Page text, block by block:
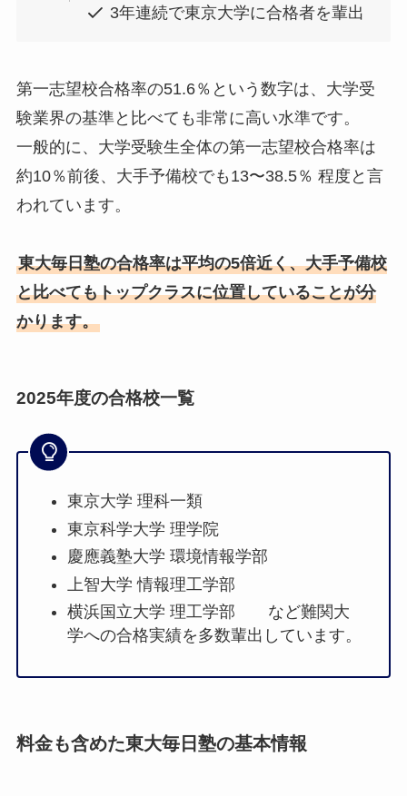
3年連続で東京大学に合格者を輩出
第一志望校合格率の51.6％という数字は、大学受
験業界の基準と比べても非常に高い水準です。
一般的に、大学受験生全体の第一志望校合格率は
約10％前後、大手予備校でも13〜38.5％ 程度と言
われています。
東大毎日塾の合格率は平均の5倍近く、大手予備校
と比べてもトップクラスに位置していることが分
かります。
2025年度の合格校一覧
東京大学 理科一類
東京科学大学 理学院
慶應義塾大学 環境情報学部
上智大学 情報理工学部
横浜国立大学 理工学部 など難関大
学への合格実績を多数輩出しています。
料金も含めた東大毎日塾の基本情報